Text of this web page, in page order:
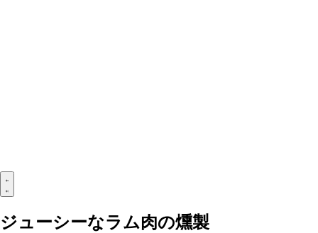
ジューシーなラム肉の燻製